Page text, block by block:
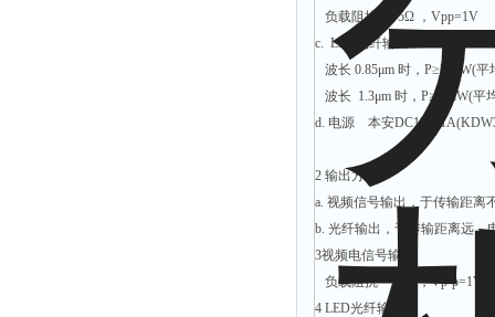
负载阻抗 75Ω ，Vpp=1V
c. LED光纤输出
波长 0.85μm 时，P≥30μW(平
波长 1.3μm 时，P≥20μW(平
d. 电源 本安DC12V/
2 输出方式
a. 视频信号输出，于传输距离
b. 光纤输出，于传输距离远、
3视频电信号输出
负载阻抗 75Ω ，Vp-p=1V
4 LED光纤输出